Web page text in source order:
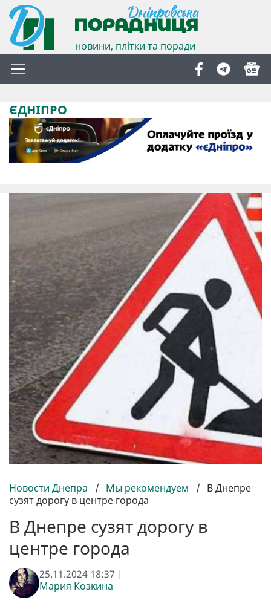
новини, плітки та поради
ЄДНІПРО
Новости Днепра / Мы рекомендуем / В Днепре
сузят дорогу в центре города
В Днепре сузят дорогу в
центре города
25.11.2024 18:37 |
Мария Козкина